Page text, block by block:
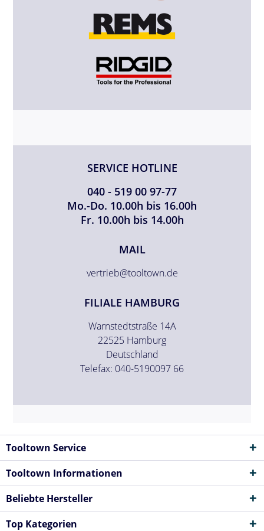
SERVICE HOTLINE
040 - 519 00 97-77
Mo.-Do. 10.00h bis 16.00h
Fr. 10.00h bis 14.00h
MAIL
vertrieb@tooltown.de
FILIALE HAMBURG
Warnstedtstraße 14A
22525 Hamburg
Deutschland
Telefax: 040-5190097 66
Tooltown Service
Tooltown Informationen
Beliebte Hersteller
Top Kategorien